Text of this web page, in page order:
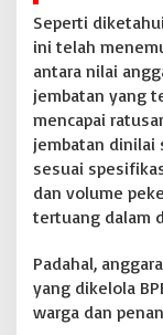
Seperti
ini telah
antara nilai
jembatan yang
mencapai
jembatan dinilai
sesuai
dan volume
tertuang dalam
Padahal,
yang dikelola
warga dan